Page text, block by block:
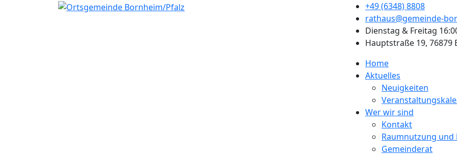
+49 (6348) 8808
rathaus@gemeinde-
Dienstag & Freitag
Hauptstraße 19, 76879
Home
Aktuelles
Neuigkeiten
Wer wir sind
Kontakt
Raumnutzung
Gemeinderat